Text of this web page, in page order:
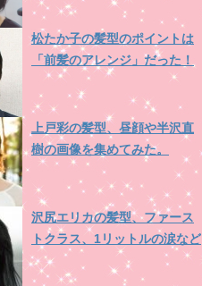
松たか子の髪型のポイントは
「前髪のアレンジ」だった！
上戸彩の髪型、昼顔や半沢直
樹の画像を集めてみた。
沢尻エリカの髪型、ファース
トクラス、1リットルの涙など